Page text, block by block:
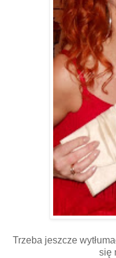
Trzeba jeszcze
się